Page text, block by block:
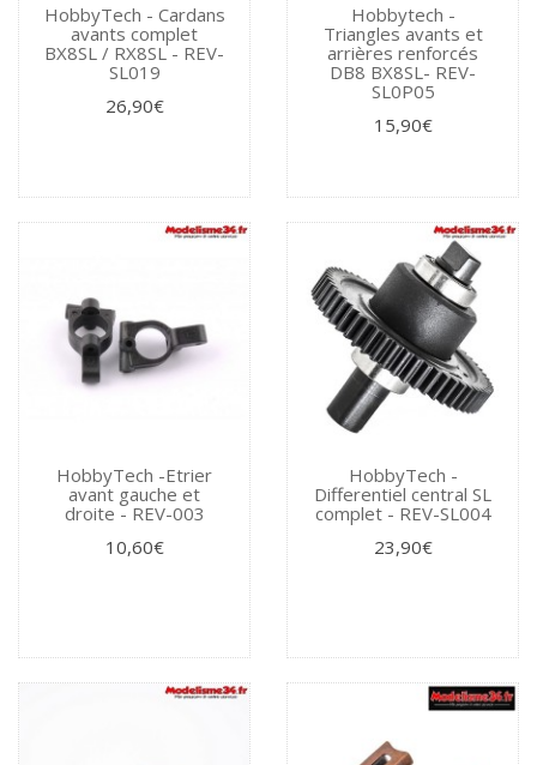
HobbyTech - Cardans
avants complet
BX8SL / RX8SL - REV-
SL019
26,90€
Hobbytech -
Triangles avants et
arrières renforcés
DB8 BX8SL- REV-
SL0P05
15,90€
HobbyTech -Etrier
avant gauche et
droite - REV-003
10,60€
HobbyTech -
Differentiel central SL
complet - REV-SL004
23,90€